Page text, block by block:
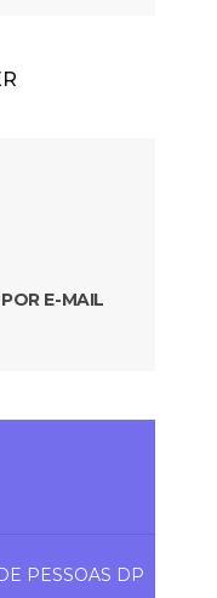
E-MAIL
PESSOAS DP